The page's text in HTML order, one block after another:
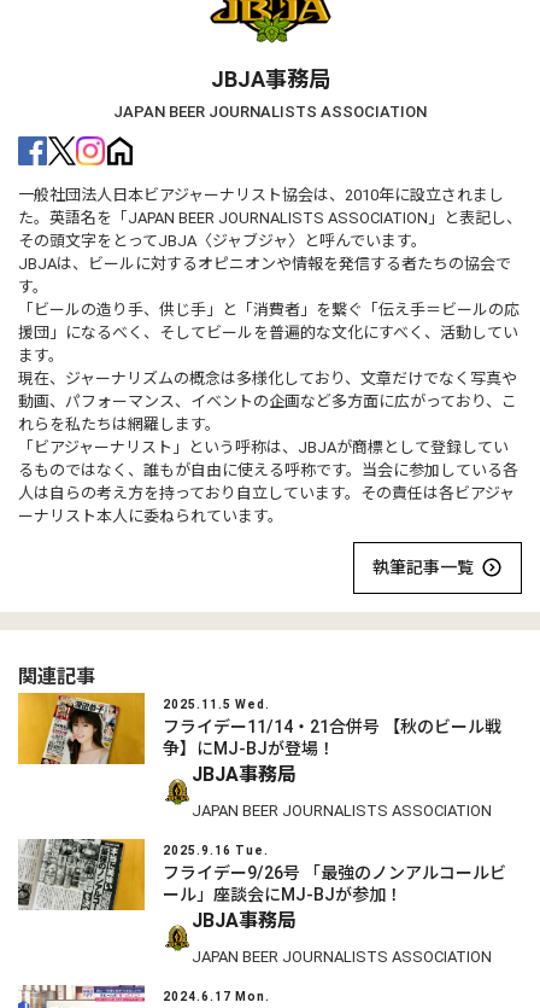
JBJA事務局
JAPAN BEER JOURNALISTS ASSOCIATION
一般社団法人日本ビアジャーナリスト協会は、2010年に設立されまし
た。英語名を「JAPAN BEER JOURNALISTS ASSOCIATION」と表記し、
その頭文字をとってJBJA〈ジャブジャ〉と呼んでいます。
JBJAは、ビールに対するオピニオンや情報を発信する者たちの協会で
す。
「ビールの造り手、供じ手」と「消費者」を繋ぐ「伝え手＝ビールの応
援団」になるべく、そしてビールを普遍的な文化にすべく、活動してい
ます。
現在、ジャーナリズムの概念は多様化しており、文章だけでなく写真や
動画、パフォーマンス、イベントの企画など多方面に広がっており、こ
れらを私たちは網羅します。
「ビアジャーナリスト」という呼称は、JBJAが商標として登録してい
るものではなく、誰もが自由に使える呼称です。当会に参加している各
人は自らの考え方を持っており自立しています。その責任は各ビアジャ
ーナリスト本人に委ねられています。
執筆記事一覧
関連記事
2025.11.5 Wed.
フライデー11/14・21合併号 【秋のビール戦
争】にMJ-BJが登場！
JBJA事務局
JAPAN BEER JOURNALISTS ASSOCIATION
2025.9.16 Tue.
フライデー9/26号 「最強のノンアルコールビ
ール」座談会にMJ-BJが参加！
JBJA事務局
JAPAN BEER JOURNALISTS ASSOCIATION
2024.6.17 Mon.